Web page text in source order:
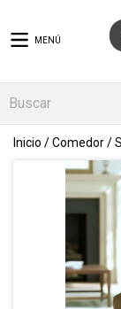
MENÚ
Inicio /Comedor/